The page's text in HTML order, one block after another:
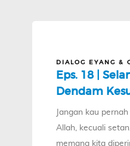
DIALOG EYANG &
Eps. 18 |
Dendam
Jangan kau
Allah, kecuali
memang kita